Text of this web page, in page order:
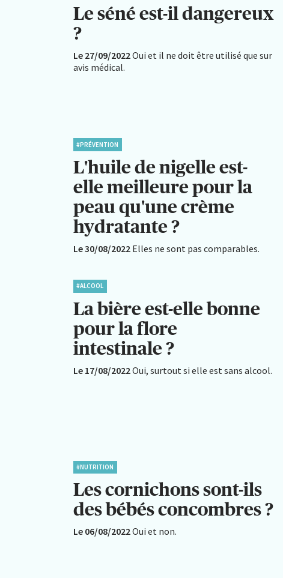
Le séné est-il dangereux
?
Le 27/09/2022Oui et il ne doit être utilisé que sur
avis médical.
#PRÉVENTION
L'huile de nigelle est-
elle meilleure pour la
peau qu'une crème
hydratante ?
Le 30/08/2022 Elles ne sont pas comparables.
#ALCOOL
La bière est-elle bonne
pour la flore
intestinale ?
Le 17/08/2022Oui, surtout si elle est sans alcool.
#NUTRITION
Les cornichons sont-ils
des bébés concombres ?
Le 06/08/2022Oui et non.